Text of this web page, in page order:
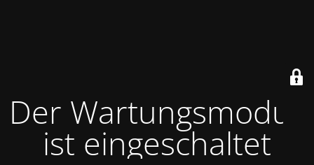
Der Wartungsmodus
ist eingeschaltet